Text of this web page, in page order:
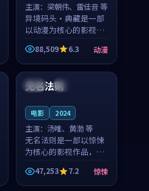
主演： 梁朝伟、雷佳音 等
异境码头·典藏是一部
以动漫为核心的影视作
品，围绕危机、反转与
人物成长展开，整体节
奏紧凑，值得推荐观
88,509 6.3 动漫
日本 院线
无名法则
电影 2024
主演： 汤唯、黄渤 等
无名法则是一部以惊悚
为核心的影视作品，围
绕危机、反转与人物成
长展开，整体节奏紧
凑，值得推荐观看。
47,253 7.2 惊悚